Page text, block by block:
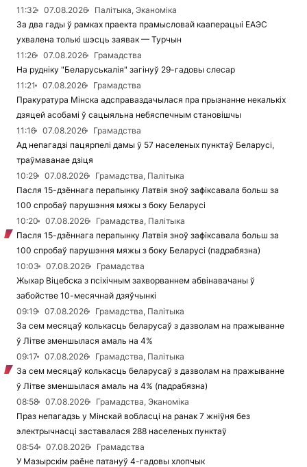
11:32
07.08.2026
Палітыка, Эканоміка
За два гады ў рамках праекта прамысловай кааперацыі ЕАЭС
ухвалена толькі шэсць заявак — Турчын
11:26
07.08.2026
Грамадства
На рудніку "Беларуськалія" загінуў 29-гадовы слесар
11:21
07.08.2026
Грамадства
Пракуратура Мінска адсправаздачылася пра прызнанне некалькіх
дзяцей асобамі ў сацыяльна небяспечным становішчы
11:16
07.08.2026
Грамадства
Ад непагадзі пацярпелі дамы ў 57 населеных пунктаў Беларусі,
траўмаванае дзіця
10:29
07.08.2026
Грамадства, Палітыка
Пасля 15-дзённага перапынку Латвія зноў зафіксавала больш за
100 спробаў парушэння мяжы з боку Беларусі
10:20
07.08.2026
Грамадства, Палітыка
Пасля 15-дзённага перапынку Латвія зноў зафіксавала больш за
100 спробаў парушэння мяжы з боку Беларусі (падрабязна)
10:03
07.08.2026
Грамадства
Жыхар Віцебска з псіхічным захворваннем абвінавачаны ў
забойстве 10-месячнай дзяўчынкі
09:19
07.08.2026
Грамадства, Палітыка
За сем месяцаў колькасць беларусаў з дазволам на пражыванне
ў Літве зменшылася амаль на 4%
09:17
07.08.2026
Грамадства, Палітыка
За сем месяцаў колькасць беларусаў з дазволам на пражыванне
ў Літве зменшылася амаль на 4% (падрабязна)
08:58
07.08.2026
Грамадства, Эканоміка
Праз непагадзь у Мінскай вобласці на ранак 7 жніўня без
электрычнасці заставалася 288 населеных пунктаў
08:54
07.08.2026
Грамадства
У Мазырскім раёне патануў 4-гадовы хлопчык